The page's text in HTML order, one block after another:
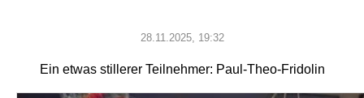
28.11.2025, 19:32
Ein etwas stillerer Teilnehmer: Paul-Theo-Fridolin